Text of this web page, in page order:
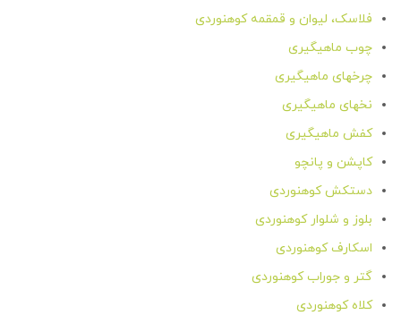
فلاسک، لیوان و قمقمه کوهنوردی
چوب ماهیگیری
چرخهای ماهیگیری
نخهای ماهیگیری
کفش ماهیگیری
کاپشن و پانچو
دستکش کوهنوردی
بلوز و شلوار کوهنوردی
اسکارف کوهنوردی
گتر و جوراب کوهنوردی
کلاه کوهنوردی